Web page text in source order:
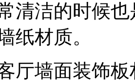
清洁的时候
纸材质。
墙面装饰板